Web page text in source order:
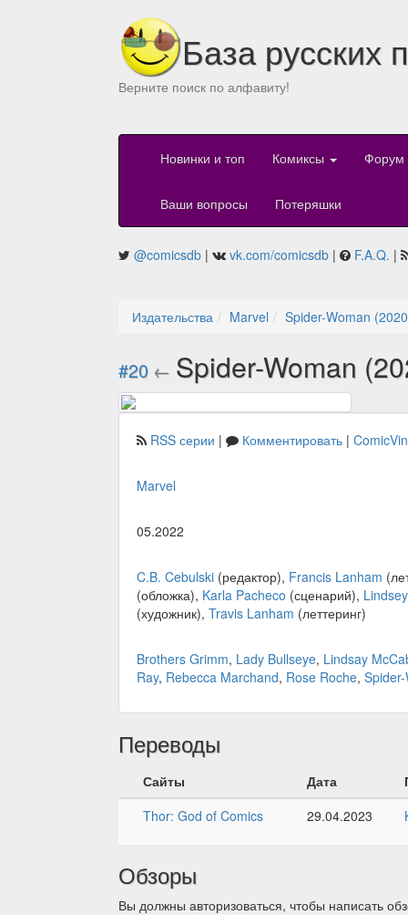
База русских
Верните поиск по алфавиту!
Новинки и топ Комиксы Форум
Ваши вопросы Потеряшки
@comicsdb | vk.com/comicsdb | F.A.Q. |
Издательства Marvel Spider-Woman
#20 ← Spider-Woman
RSS серии | Комментировать |
Marvel
05.2022
C.B. Cebulski (редактор), Francis Lanham
(обложка), Karla Pacheco (сценарий),
(художник), Travis Lanham (леттеринг)
Brothers Grimm, Lady Bullseye, Lindsay
Ray, Rebecca Marchand, Rose Roche,
Переводы
Сайты Дата
Thor: God of Comics
29.04.2023
Обзоры
Вы должны авторизоваться, чтобы написать